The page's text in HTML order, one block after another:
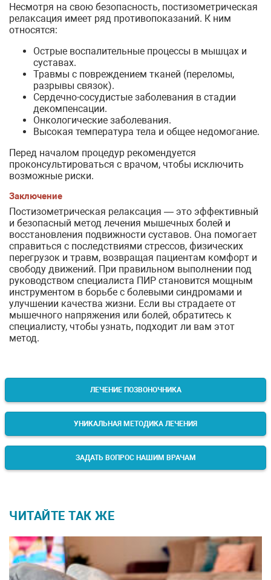
Несмотря на свою безопасность, постизометрическая
релаксация имеет ряд противопоказаний. К ним
относятся:
Острые воспалительные процессы в мышцах и
суставах.
Травмы с повреждением тканей (переломы,
разрывы связок).
Сердечно-сосудистые заболевания в стадии
декомпенсации.
Онкологические заболевания.
Высокая температура тела и общее недомогание.
Перед началом процедур рекомендуется
проконсультироваться с врачом, чтобы исключить
возможные риски.
Заключение
Постизометрическая релаксация — это эффективный
и безопасный метод лечения мышечных болей и
восстановления подвижности суставов. Она помогает
справиться с последствиями стрессов, физических
перегрузок и травм, возвращая пациентам комфорт и
свободу движений. При правильном выполнении под
руководством специалиста ПИР становится мощным
инструментом в борьбе с болевыми синдромами и
улучшении качества жизни. Если вы страдаете от
мышечного напряжения или болей, обратитесь к
специалисту, чтобы узнать, подходит ли вам этот
метод.
ЛЕЧЕНИЕ ПОЗВОНОЧНИКА
УНИКАЛЬНАЯ МЕТОДИКА ЛЕЧЕНИЯ
ЗАДАТЬ ВОПРОС НАШИМ ВРАЧАМ
ЧИТАЙТЕ ТАК ЖЕ